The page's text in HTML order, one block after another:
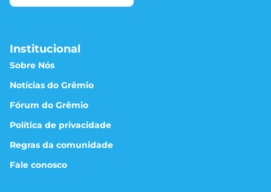
Institucional
Sobre Nós
Notícias do Grêmio
Fórum do Grêmio
Política de privacidade
Regras da comunidade
Fale conosco